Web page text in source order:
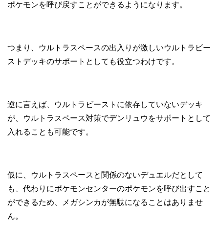
ポケモンを呼び戻すことができるようになります。
つまり、ウルトラスペースの出入りが激しいウルトラビー
ストデッキのサポートとしても役立つわけです。
逆に言えば、ウルトラビーストに依存していないデッキ
が、ウルトラスペース対策でデンリュウをサポートとして
入れることも可能です。
仮に、ウルトラスペースと関係のないデュエルだとして
も、代わりにポケモンセンターのポケモンを呼び出すこと
ができるため、メガシンカが無駄になることはありませ
ん。